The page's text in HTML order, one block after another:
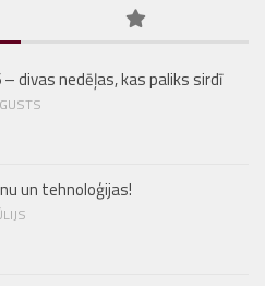
divas nedēļas, kas paliks sirdī
un tehnoloģijas!